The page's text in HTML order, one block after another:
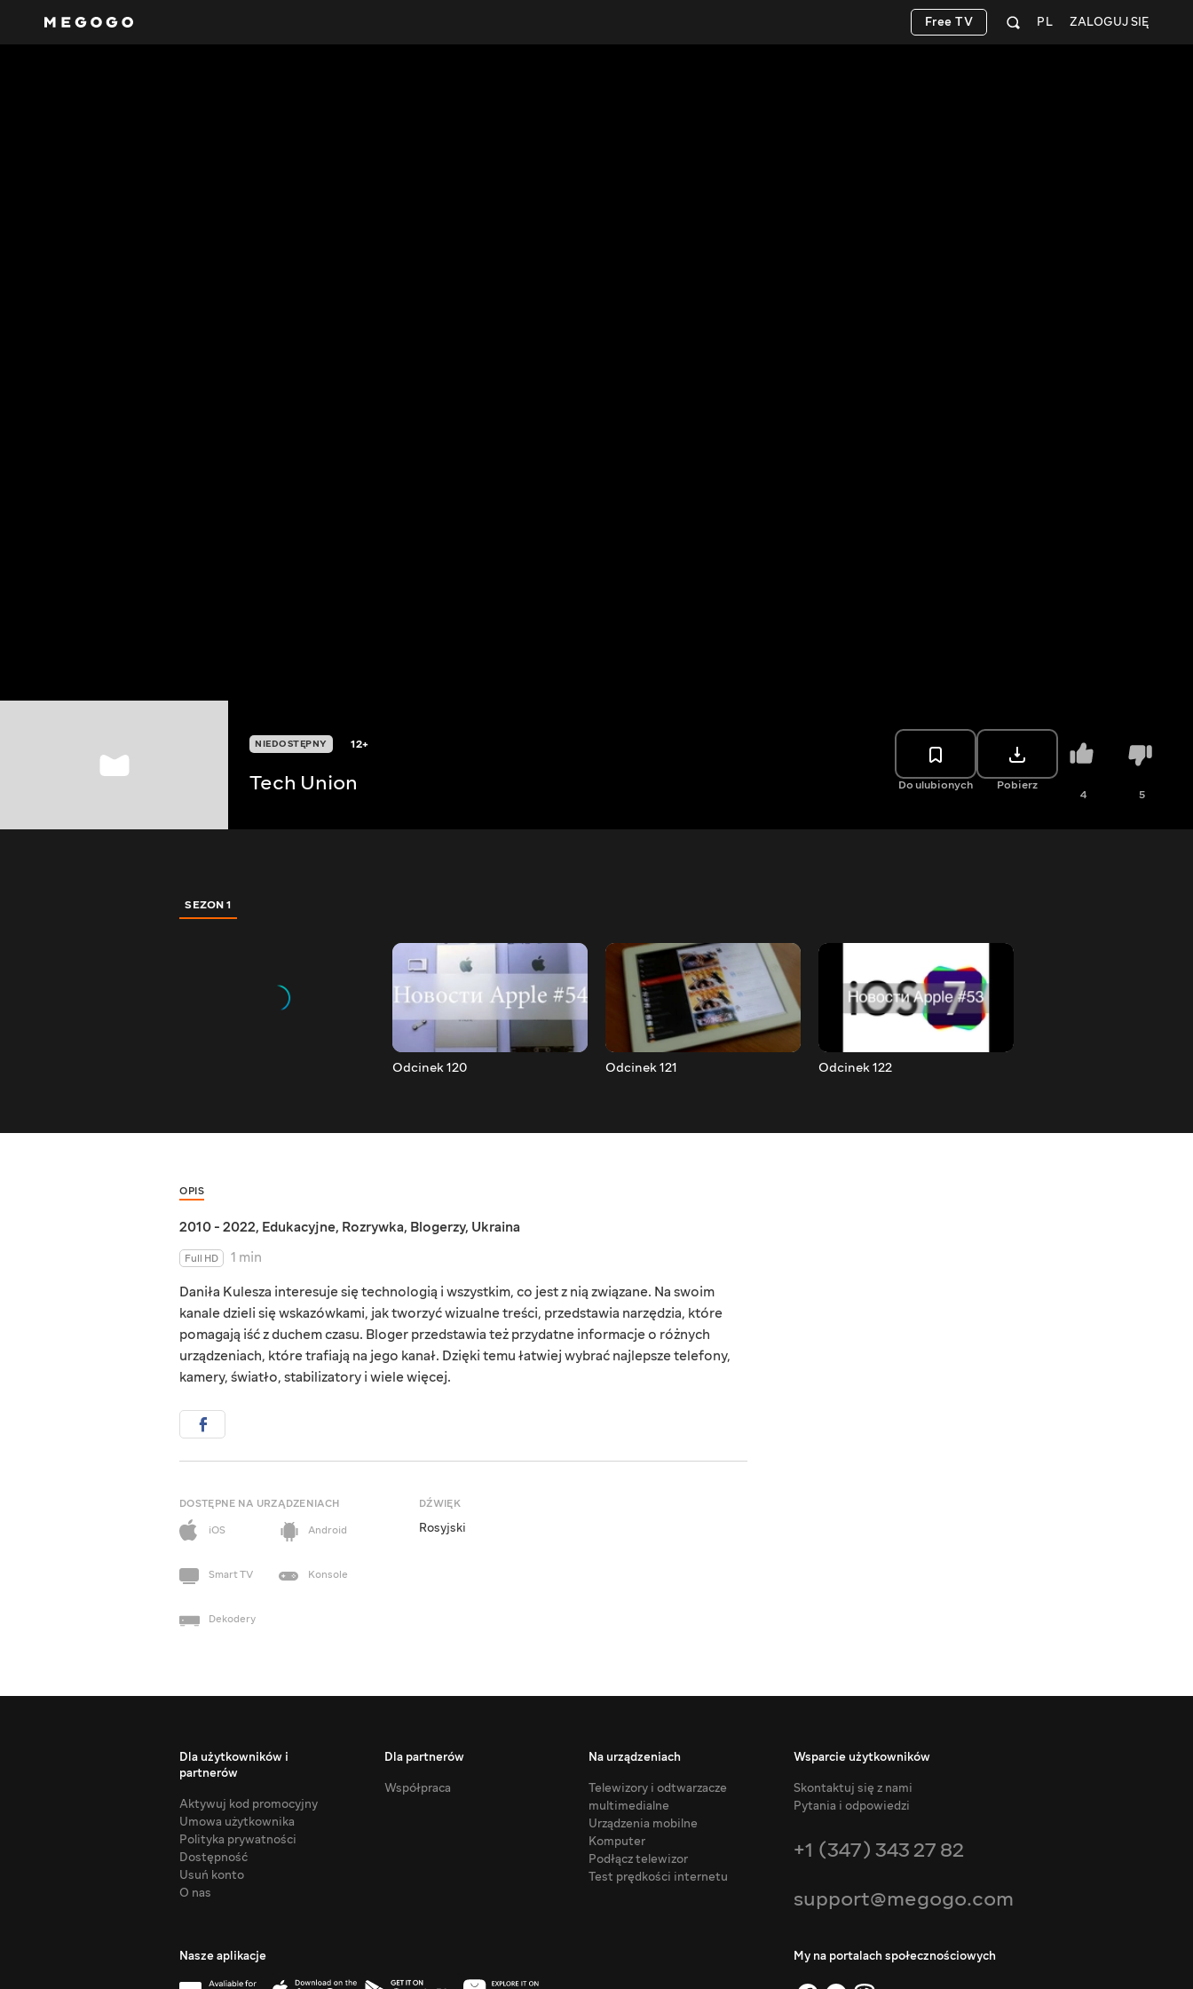
ZALOGUJ SIĘ
PL
Free TV
NIEDOSTĘPNY 12+
Tech Union Do ulubionych Pobierz
4 5
SEZON 1
Odcinek 120 Odcinek 121 Odcinek 122
OPIS
2010 - 2022, Edukacyjne, Rozrywka, Blogerzy, Ukraina
Full HD
1 min
Daniła Kulesza interesuje się technologią i wszystkim, co jest z nią związane. Na swoim
kanale dzieli się wskazówkami, jak tworzyć wizualne treści, przedstawia narzędzia, które
pomagają iść z duchem czasu. Bloger przedstawia też przydatne informacje o różnych
urządzeniach, które trafiają na jego kanał. Dzięki temu łatwiej wybrać najlepsze telefony,
kamery, światło, stabilizatory i wiele więcej.
DOSTĘPNE NA URZĄDZENIACH
iOS
Android
Smart TV Konsole
Dekodery
DŹWIĘK
Rosyjski
Dla użytkowników i
partnerów
Aktywuj kod promocyjny
Umowa użytkownika
Polityka prywatności
Dostępność
Usuń konto
O nas
Dla partnerów
Współpraca
Na urządzeniach
Telewizory i odtwarzacze
multimedialne
Urządzenia mobilne
Komputer
Podłącz telewizor
Test prędkości internetu
Wsparcie użytkowników
Skontaktuj się z nami
Pytania i odpowiedzi
+1 (347) 343 27 82
support@megogo.com
Nasze aplikacje My na portalach społecznościowych